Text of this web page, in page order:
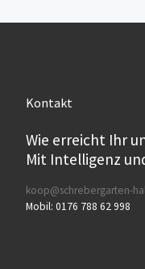
Kontakt
Wie erreicht Ihr
Mit Intelligenz
koop@schrebergarten-
Mobil: 0176 788 62 998